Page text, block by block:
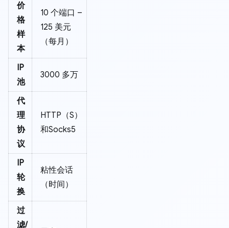
价
格
样
本
10 个端口 –
125 美元
（每月）
IP
池
3000 多万
代
理
协
议
HTTP（S）
和Socks5
IP
轮
换
粘性会话
（时间）
过
滤/